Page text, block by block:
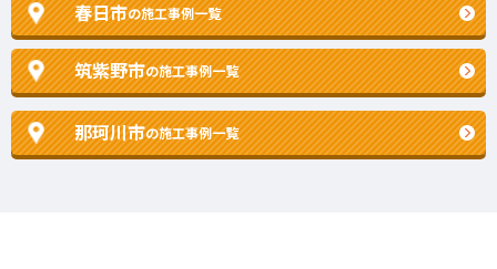
春日市の施工事例一覧
筑紫野市の施工事例一覧
那珂川市の施工事例一覧